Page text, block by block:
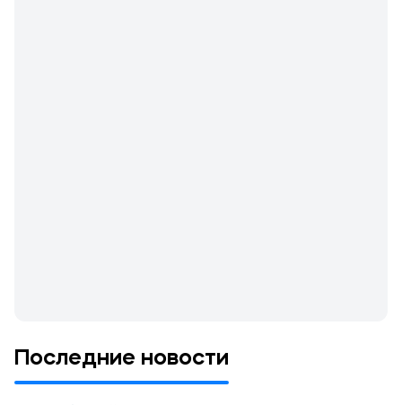
Последние новости